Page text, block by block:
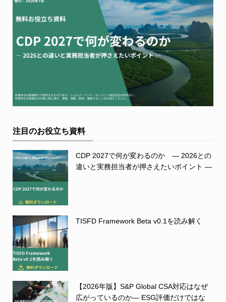
注目のお役立ち資料
CDP 2027で何が変わるのか ― 2026との
違いと実務担当者が押さえたいポイント ―
TISFD Framework Beta v0.1を読み解く
【2026年版】S&P Global CSA対応はなぜ
広がっているのか― ESG評価だけではな